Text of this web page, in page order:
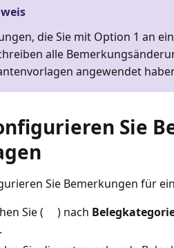
die Sie mit Option 1 an
alle
angewendet
Sie
Sie Bemerkungen für
Sie (
) nach